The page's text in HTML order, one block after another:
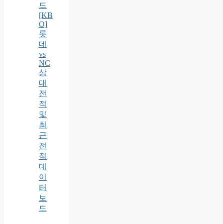
드
[KB
O]
롯
데
vs
NC
상
대
전
적
및
최
근
전
적
데
이
터
보
드